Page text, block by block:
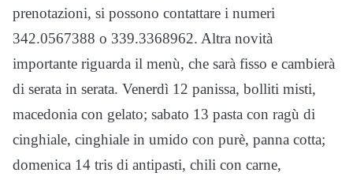
prenotazioni, si possono contattare i numeri
342.0567388 o 339.3368962. Altra novità
importante riguarda il menù, che sarà fisso e cambierà
di serata in serata. Venerdì 12 panissa, bolliti misti,
macedonia con gelato; sabato 13 pasta con ragù di
cinghiale, cinghiale in umido con purè, panna cotta;
domenica 14 tris di antipasti, chili con carne,